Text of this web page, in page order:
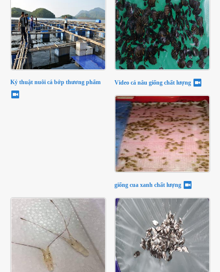
Kỷ thuật nuôi cá bớp thương phẩm Video cá nâu giống chất lượng
giống cua xanh chất lượng